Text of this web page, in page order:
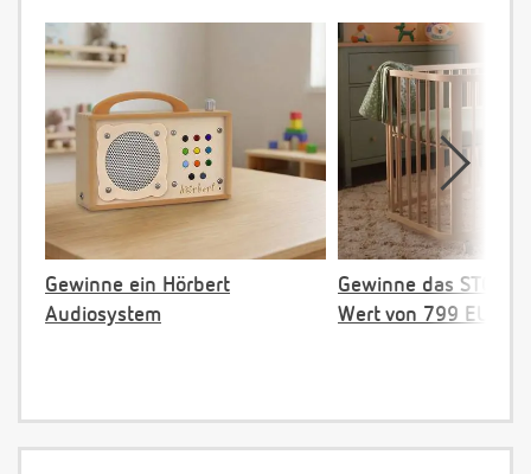
Gewinne ein Hörbert
Audiosystem
Gewinne das
Wert von 799 EUR